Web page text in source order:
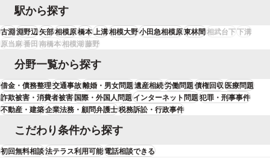
駅から探す
古淵淵野辺矢部相模原橋本上溝相模大野小田急相模原東林間相武台下下溝
原当麻番田南橋本相模湖藤野
分野一覧から探す
借金・債務整理交通事故離婚・男女問題遺産相続労働問題債権回収医療問題
詐欺被害・消費者被害国際・外国人問題インターネット問題犯罪・刑事事件
不動産・建築企業法務・顧問弁護士税務訴訟・行政事件
こだわり条件から探す
初回無料相談法テラス利用可能電話相談できる